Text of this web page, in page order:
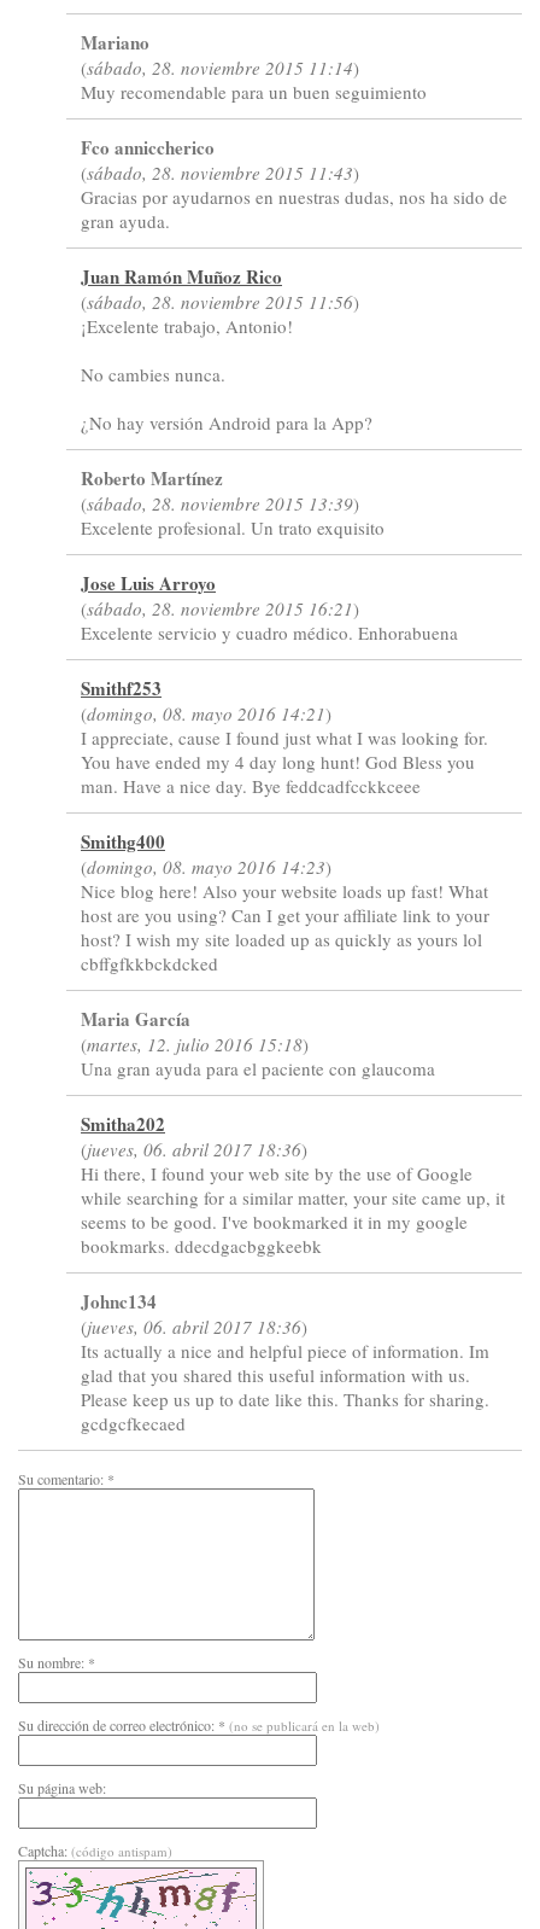
Mariano
(sábado, 28. noviembre 2015 11:14)
Muy recomendable para un buen seguimiento
Fco anniccherico
(sábado, 28. noviembre 2015 11:43)
Gracias por ayudarnos en nuestras dudas, nos ha sido de
gran ayuda.
Juan Ramón Muñoz Rico
(sábado, 28. noviembre 2015 11:56)
¡Excelente trabajo, Antonio!
No cambies nunca.
¿No hay versión Android para la App?
Roberto Martínez
(sábado, 28. noviembre 2015 13:39)
Excelente profesional. Un trato exquisito
Jose Luis Arroyo
(sábado, 28. noviembre 2015 16:21)
Excelente servicio y cuadro médico. Enhorabuena
Smithf253
(domingo, 08. mayo 2016 14:21)
I appreciate, cause I found just what I was looking for.
You have ended my 4 day long hunt! God Bless you
man. Have a nice day. Bye feddcadfcckkceee
Smithg400
(domingo, 08. mayo 2016 14:23)
Nice blog here! Also your website loads up fast! What
host are you using? Can I get your affiliate link to your
host? I wish my site loaded up as quickly as yours lol
cbffgfkkbckdcked
Maria García
(martes, 12. julio 2016 15:18)
Una gran ayuda para el paciente con glaucoma
Smitha202
(jueves, 06. abril 2017 18:36)
Hi there, I found your web site by the use of Google
while searching for a similar matter, your site came up, it
seems to be good. I've bookmarked it in my google
bookmarks. ddecdgacbggkeebk
Johnc134
(jueves, 06. abril 2017 18:36)
Its actually a nice and helpful piece of information. Im
glad that you shared this useful information with us.
Please keep us up to date like this. Thanks for sharing.
gcdgcfkecaed
Su comentario: *
Su nombre: *
Su dirección de correo electrónico: * (no se publicará en la web)
Su página web:
Captcha: (código antispam)